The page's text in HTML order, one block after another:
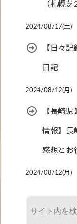
（札幌
2024/08/17(土)
【日々
日記
2024/08/12(月)
【長崎
情報】長
感想とお
2024/08/12(月)